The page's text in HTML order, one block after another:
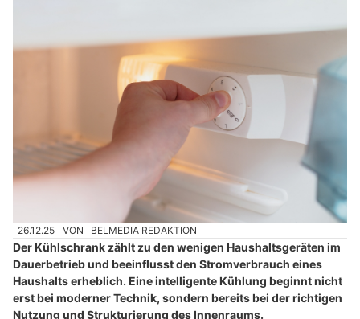
26.12.25 VON BELMEDIA REDAKTION
Der Kühlschrank zählt zu den wenigen Haushaltsgeräten im
Dauerbetrieb und beeinflusst den Stromverbrauch eines
Haushalts erheblich. Eine intelligente Kühlung beginnt nicht
erst bei moderner Technik, sondern bereits bei der richtigen
Nutzung und Strukturierung des Innenraums.